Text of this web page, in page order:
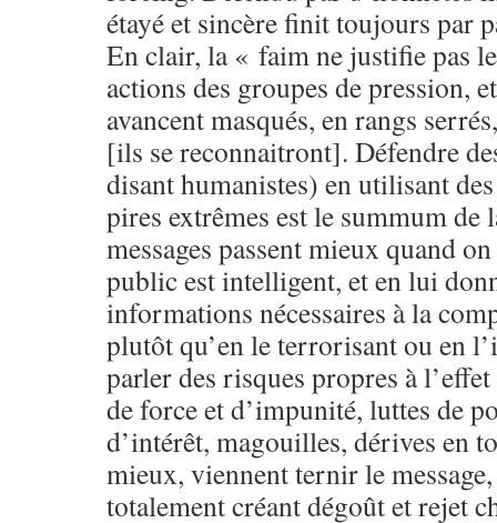
étayé et sincère finit toujours par
En clair, la « faim ne justifie pas
actions des groupes de pression,
avancent masqués, en rangs
[ils se reconnaitront]. Défendre
disant humanistes) en utilisant
pires extrêmes est le summum de
messages passent mieux quand
public est intelligent, et en lui
informations nécessaires à la
plutôt qu’en le terrorisant ou en
parler des risques propres à
de force et d’impunité, luttes de
d’intérêt, magouilles, dérives en
mieux, viennent ternir le
totalement créant dégoût et rejet